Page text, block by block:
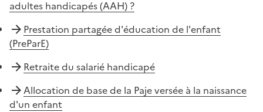
adultes handicapés (AAH) ?
Prestation partagée d'éducation de l'enfant
(PreParE)
Retraite du salarié handicapé
Allocation de base de la Paje versée à la naissance
d'un enfant